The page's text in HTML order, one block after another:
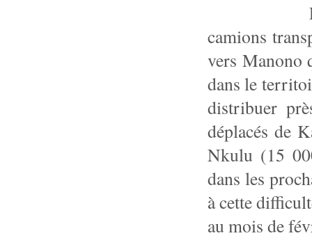
La
camions
vers Manono
dans le
distribuer
déplacés de
Nkulu (15
dans les
à cette
au mois de